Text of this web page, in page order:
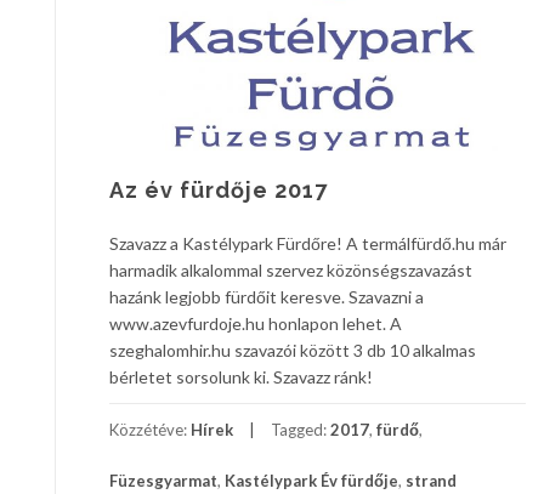
Az év fürdője 2017
Szavazz a Kastélypark Fürdőre! A termálfürdő.hu már
harmadik alkalommal szervez közönségszavazást
hazánk legjobb fürdőit keresve. Szavazni a
www.azevfurdoje.hu honlapon lehet. A
szeghalomhir.hu szavazói között 3 db 10 alkalmas
bérletet sorsolunk ki. Szavazz ránk!
Közzétéve: Hírek Tagged:2017, fürdő,
Füzesgyarmat, Kastélypark Év fürdője, strand